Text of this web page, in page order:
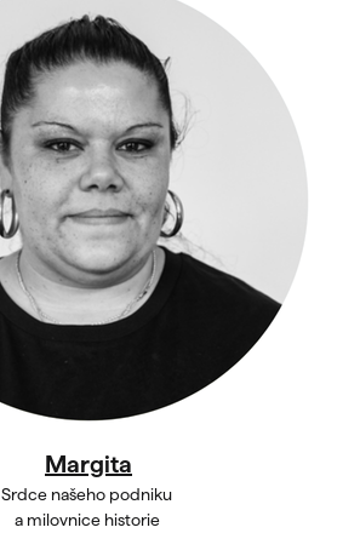
Margita
Srdce našeho podniku
a milovnice historie